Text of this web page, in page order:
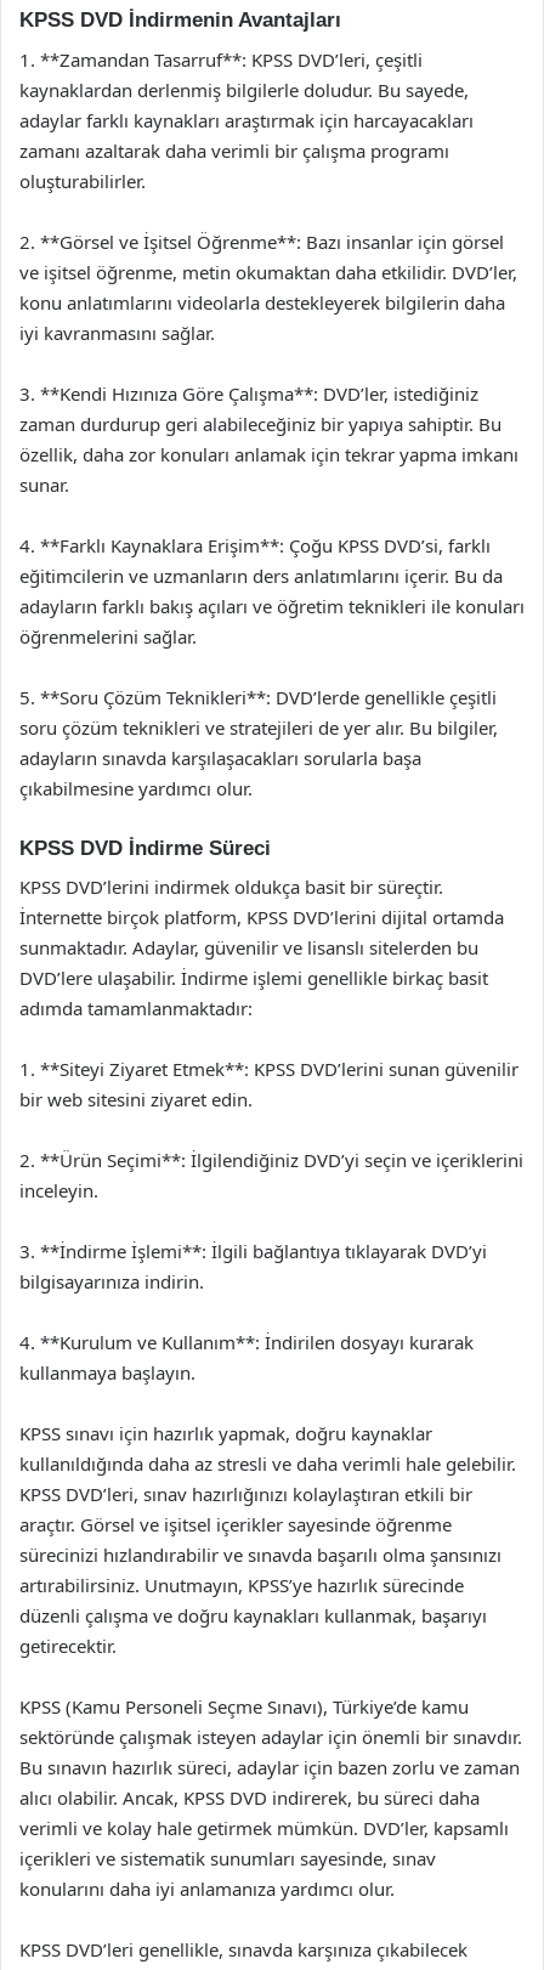
KPSS DVD İndirmenin Avantajları
1. **Zamandan Tasarruf**: KPSS DVD’leri, çeşitli
kaynaklardan derlenmiş bilgilerle doludur. Bu sayede,
adaylar farklı kaynakları araştırmak için harcayacakları
zamanı azaltarak daha verimli bir çalışma programı
oluşturabilirler.
2. **Görsel ve İşitsel Öğrenme**: Bazı insanlar için görsel
ve işitsel öğrenme, metin okumaktan daha etkilidir. DVD’ler,
konu anlatımlarını videolarla destekleyerek bilgilerin daha
iyi kavranmasını sağlar.
3. **Kendi Hızınıza Göre Çalışma**: DVD’ler, istediğiniz
zaman durdurup geri alabileceğiniz bir yapıya sahiptir. Bu
özellik, daha zor konuları anlamak için tekrar yapma imkanı
sunar.
4. **Farklı Kaynaklara Erişim**: Çoğu KPSS DVD’si, farklı
eğitimcilerin ve uzmanların ders anlatımlarını içerir. Bu da
adayların farklı bakış açıları ve öğretim teknikleri ile konuları
öğrenmelerini sağlar.
5. **Soru Çözüm Teknikleri**: DVD’lerde genellikle çeşitli
soru çözüm teknikleri ve stratejileri de yer alır. Bu bilgiler,
adayların sınavda karşılaşacakları sorularla başa
çıkabilmesine yardımcı olur.
KPSS DVD İndirme Süreci
KPSS DVD’lerini indirmek oldukça basit bir süreçtir.
İnternette birçok platform, KPSS DVD’lerini dijital ortamda
sunmaktadır. Adaylar, güvenilir ve lisanslı sitelerden bu
DVD’lere ulaşabilir. İndirme işlemi genellikle birkaç basit
adımda tamamlanmaktadır:
1. **Siteyi Ziyaret Etmek**: KPSS DVD’lerini sunan güvenilir
bir web sitesini ziyaret edin.
2. **Ürün Seçimi**: İlgilendiğiniz DVD’yi seçin ve içeriklerini
inceleyin.
3. **İndirme İşlemi**: İlgili bağlantıya tıklayarak DVD’yi
bilgisayarınıza indirin.
4. **Kurulum ve Kullanım**: İndirilen dosyayı kurarak
kullanmaya başlayın.
KPSS sınavı için hazırlık yapmak, doğru kaynaklar
kullanıldığında daha az stresli ve daha verimli hale gelebilir.
KPSS DVD’leri, sınav hazırlığınızı kolaylaştıran etkili bir
araçtır. Görsel ve işitsel içerikler sayesinde öğrenme
sürecinizi hızlandırabilir ve sınavda başarılı olma şansınızı
artırabilirsiniz. Unutmayın, KPSS’ye hazırlık sürecinde
düzenli çalışma ve doğru kaynakları kullanmak, başarıyı
getirecektir.
KPSS (Kamu Personeli Seçme Sınavı), Türkiye’de kamu
sektöründe çalışmak isteyen adaylar için önemli bir sınavdır.
Bu sınavın hazırlık süreci, adaylar için bazen zorlu ve zaman
alıcı olabilir. Ancak, KPSS DVD indirerek, bu süreci daha
verimli ve kolay hale getirmek mümkün. DVD’ler, kapsamlı
içerikleri ve sistematik sunumları sayesinde, sınav
konularını daha iyi anlamanıza yardımcı olur.
KPSS DVD’leri genellikle, sınavda karşınıza çıkabilecek